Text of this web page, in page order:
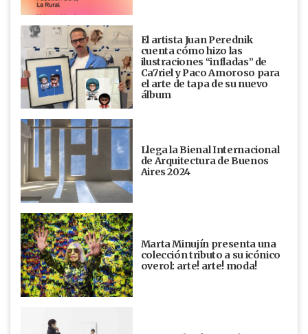
El artista Juan Perednik
cuenta cómo hizo las
ilustraciones “infladas” de
Ca7riel y Paco Amoroso para
el arte de tapa de su nuevo
álbum
Llega la Bienal Internacional
de Arquitectura de Buenos
Aires 2024
Marta Minujín presenta una
colección tributo a su icónico
overol: arte! arte! moda!